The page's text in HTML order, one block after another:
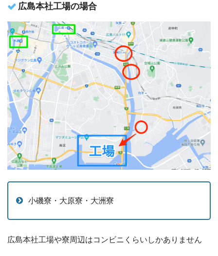
広島本社工場の場合
小磯寮・大原寮・大洲寮
広島本社工場や寮周辺はコンビニくらいしかありません